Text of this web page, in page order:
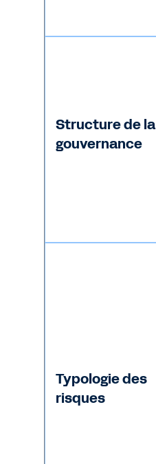
Structure de la
gouvernance
Typologie des
risques